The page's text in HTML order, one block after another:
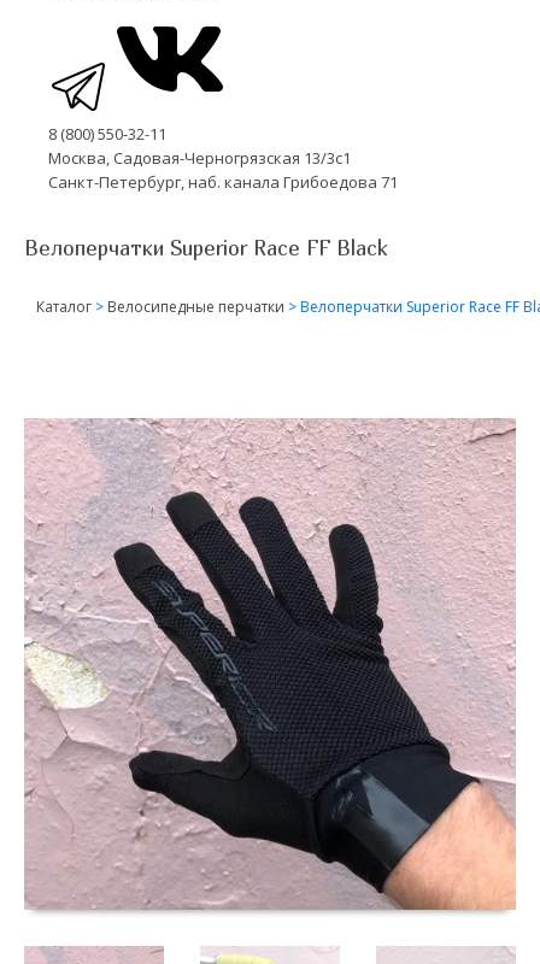
8 (800) 550-32-11
Москва, Садовая-Черногрязская 13/3с1
Санкт-Петербург, наб. канала Грибоедова 71
Велоперчатки Superior Race FF Black
Каталог > Велосипедные перчатки >Велоперчатки Superior Race FF